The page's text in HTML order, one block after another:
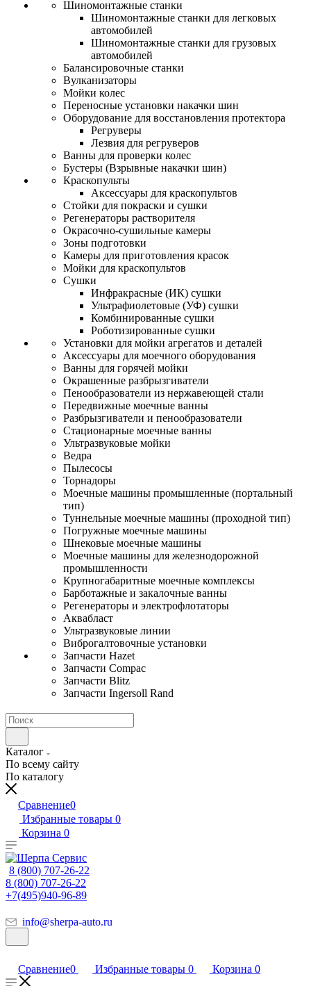
Шиномонтажные станки
Шиномонтажные станки для легковых
автомобилей
Шиномонтажные станки для грузовых
автомобилей
Балансировочные станки
Вулканизаторы
Мойки колес
Переносные установки накачки шин
Оборудование для восстановления протектора
Регруверы
Лезвия для регруверов
Ванны для проверки колес
Бустеры (Взрывные накачки шин)
Краскопульты
Аксессуары для краскопультов
Стойки для покраски и сушки
Регенераторы растворителя
Окрасочно-сушильные камеры
Зоны подготовки
Камеры для приготовления красок
Мойки для краскопультов
Сушки
Инфракрасные (ИК) сушки
Ультрафиолетовые (УФ) сушки
Комбинированные сушки
Роботизированные сушки
Установки для мойки агрегатов и деталей
Аксессуары для моечного оборудования
Ванны для горячей мойки
Окрашенные разбрызгиватели
Пенообразователи из нержавеющей стали
Передвижные моечные ванны
Разбрызгиватели и пенообразователи
Стационарные моечные ванны
Ультразвуковые мойки
Ведра
Пылесосы
Торнадоры
Моечные машины промышленные (портальный
тип)
Туннельные моечные машины (проходной тип)
Погружные моечные машины
Шнековые моечные машины
Моечные машины для железнодорожной
промышленности
Крупногабаритные моечные комплексы
Барботажные и закалочные ванны
Регенераторы и электрофлотаторы
Аквабласт
Ультразвуковые линии
Виброгалтовочные установки
Запчасти Hazet
Запчасти Compac
Запчасти Blitz
Запчасти Ingersoll Rand
Каталог
По всему сайту
По каталогу
Сравнение0
Избранные товары 0
Корзина 0
8 (800) 707-26-22
8 (800) 707-26-22
+7(495)940-96-89
info@sherpa-auto.ru
Сравнение0 Избранные товары 0 Корзина 0